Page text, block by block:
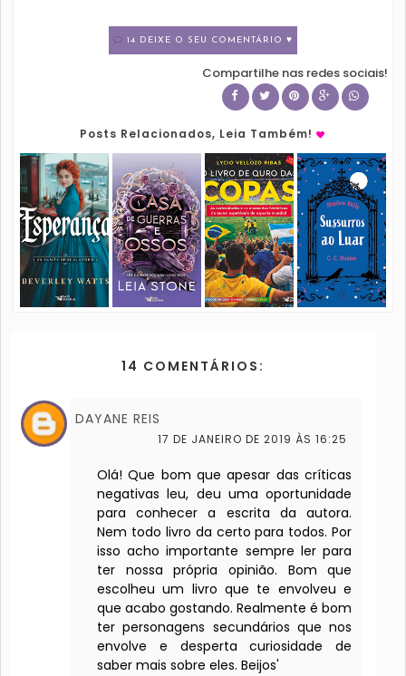
14 DEIXE O SEU COMENTÁRIO ♥
Compartilhe nas redes sociais!
Posts Relacionados, Leia Também!
14 COMENTÁRIOS:
DAYANE REIS
17 DE JANEIRO DE 2019 ÀS 16:25
Olá! Que bom que apesar das críticas
negativas leu, deu uma oportunidade
para conhecer a escrita da autora.
Nem todo livro da certo para todos. Por
isso acho importante sempre ler para
ter nossa própria opinião. Bom que
escolheu um livro que te envolveu e
que acabo gostando. Realmente é bom
ter personagens secundários que nos
envolve e desperta curiosidade de
saber mais sobre eles. Beijos'